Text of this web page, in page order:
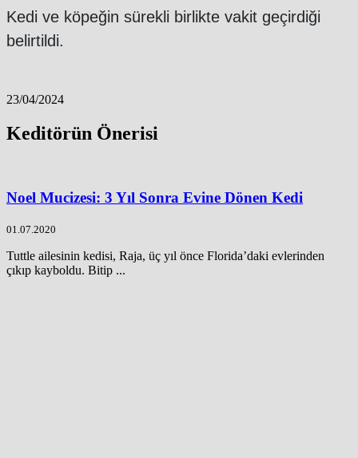
Kedi ve köpeğin sürekli birlikte vakit geçirdiği
belirtildi.
23/04/2024
Keditörün Önerisi
Noel Mucizesi: 3 Yıl Sonra Evine Dönen Kedi
01.07.2020
Tuttle ailesinin kedisi, Raja, üç yıl önce Florida’daki evlerinden
çıkıp kayboldu. Bitip ...